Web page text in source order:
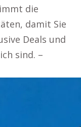
die
damit Sie
Deals und
sind. –